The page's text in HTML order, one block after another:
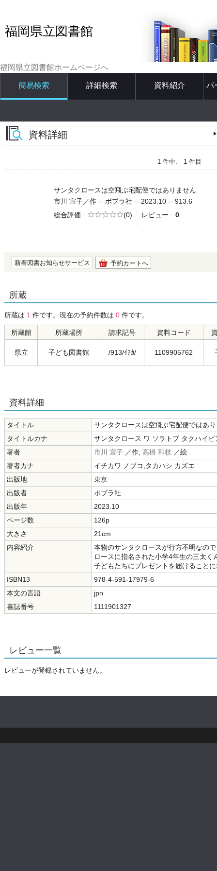
福岡県立図書館
福岡県立図書館ホームページへ
簡易検索 詳細検索 資料紹介 パ
資料詳細
1 件中、 1 件目
サンタクロースは空飛ぶ宅配便ではありません
市川 宣子／作 -- ポプラ社 -- 2023.10 -- 913.6
総合評価
5段階評価
(0) レビュー 0
新着図書お知らせサービス 予約カートへ
所蔵
所蔵は 1 件です。現在の予約件数は 0 件です。
所蔵館 所蔵場所 請求記号 資料コード
県立 子ども図書館 /913/ｲﾁｶ/ 1109905762
資料詳細
タイトル
サンタクロースは空飛ぶ宅配便ではあ
タイトルカナ
サンタクロース ワ ソラトブ タクハイ
著者
市川 宣子 ／作, 高橋 和枝 ／絵
著者カナ
イチカワ ノブコ,タカハシ カズエ
出版地
東京
出版者
ポプラ社
出版年
2023.10
ページ数
126p
大きさ
21cm
内容紹介
本物のサンタクロースが行方不明なの
ロースに指名された小学4年生の三太
子どもたちにプレゼントを届けること
ISBN13
978-4-591-17979-6
本文の言語
jpn
書誌番号
1111901327
レビュー一覧
レビューが登録されていません。